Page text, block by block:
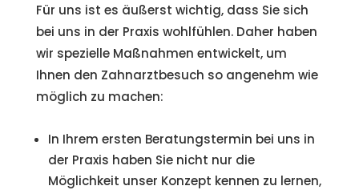
Für uns ist es äußerst wichtig, dass Sie sich
bei uns in der Praxis wohlfühlen. Daher haben
wir spezielle Maßnahmen entwickelt, um
Ihnen den Zahnarztbesuch so angenehm wie
möglich zu machen:
In Ihrem ersten Beratungstermin bei uns in
der Praxis haben Sie nicht nur die
Möglichkeit unser Konzept kennen zu lernen,